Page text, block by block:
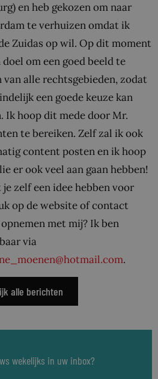
en heb gekozen om naar
te verhuizen omdat ik
Zuidas op wil. Op dit moment
om een goed beeld te
van alle rechtsgebieden, zodat
een goede keuze kan
Ik hoop dit mede door Mr.
te bereiken. Zelf zal ik ook
content posten en ik hoop
er ook veel aan gaan hebben!
zelf een idee hebben voor
op de website of contact
met mij? Ik ben
via
.
alle berichten
wekelijks in uw inbox?